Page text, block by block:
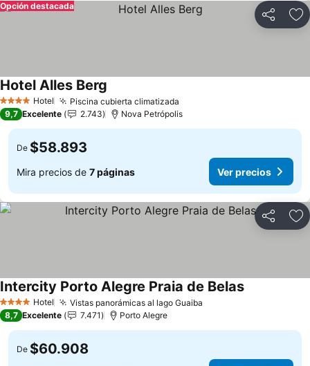
Compartir
Opción destacada
4 EstrellasHotel Piscina cubierta climatizada
Hotel Alles Berg
9,7 Excelente 2.743 Nova Petrópolis
De $58.893
Mira precios de 7 páginas Ver precios
Compartir
4 EstrellasHotel Vistas panorámicas al lago Guaiba
Intercity Porto Alegre Praia de Belas
8,7 Excelente 7.471 Porto Alegre
De $60.908